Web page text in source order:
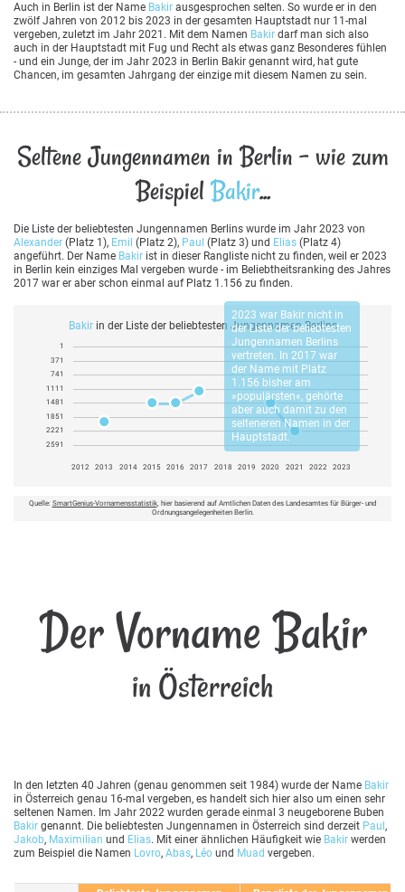
Auch in Berlin ist der Name Bakir ausgesprochen selten. So wurde er in den
zwölf Jahren von 2012 bis 2023 in der gesamten Hauptstadt nur 11-mal
vergeben, zuletzt im Jahr 2021. Mit dem Namen Bakir darf man sich also
auch in der Hauptstadt mit Fug und Recht als etwas ganz Besonderes fühlen
- und ein Junge, der im Jahr 2023 in Berlin Bakir genannt wird, hat gute
Chancen, im gesamten Jahrgang der einzige mit diesem Namen zu sein.
Seltene Jungennamen in Berlin - wie zum
BeispielBakir...
Die Liste der beliebtesten Jungennamen Berlins wurde im Jahr 2023 von
Alexander (Platz 1), Emil (Platz 2), Paul (Platz 3) und Elias (Platz 4)
angeführt. Der Name Bakir ist in dieser Rangliste nicht zu finden, weil er 2023
in Berlin kein einziges Mal vergeben wurde - im Beliebtheitsranking des Jahres
2017 war er aber schon einmal auf Platz 1.156 zu finden.
Bakirin der Liste der beliebtesten Jungennamen Berlins
2023 war Bakirnicht in
der Liste der beliebtesten
Jungennamen Berlins
vertreten. In 2017 war
der Name mit Platz
1.156 bisher am
»populärsten«, gehörte
aber auch damit zu den
selteneren Namen in der
Hauptstadt.
1
371
741
1111
1481
1851
2221
2591
2012 2013 2014 2015 2016 2017 2018 2019 2020 2021 2022 2023
Quelle: SmartGenius-Vornamensstatistik, hier basierend auf Amtlichen Daten des Landesamtes für Bürger- und
Ordnungsangelegenheiten Berlin.
Der Vorname Bakir
in Österreich
In den letzten 40 Jahren (genau genommen seit 1984) wurde der Name Bakir
in Österreich genau 16-mal vergeben, es handelt sich hier also um einen sehr
seltenen Namen. Im Jahr 2022 wurden gerade einmal 3 neugeborene Buben
Bakir genannt. Die beliebtesten Jungennamen in Österreich sind derzeit Paul ,
Jakob, Maximilian und Elias. Mit einer ähnlichen Häufigkeit wie Bakir werden
zum Beispiel die Namen Lovro, Abas, Léo und Muad vergeben.